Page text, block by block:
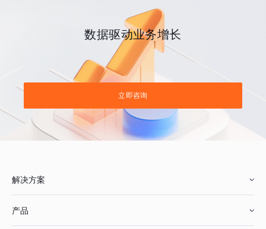
数据驱动业务增长
立即咨询
解决方案
产品